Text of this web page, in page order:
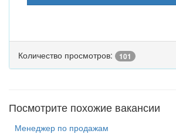
Количество просмотров: 101
Посмотрите похожие вакансии
Менеджер по продажам